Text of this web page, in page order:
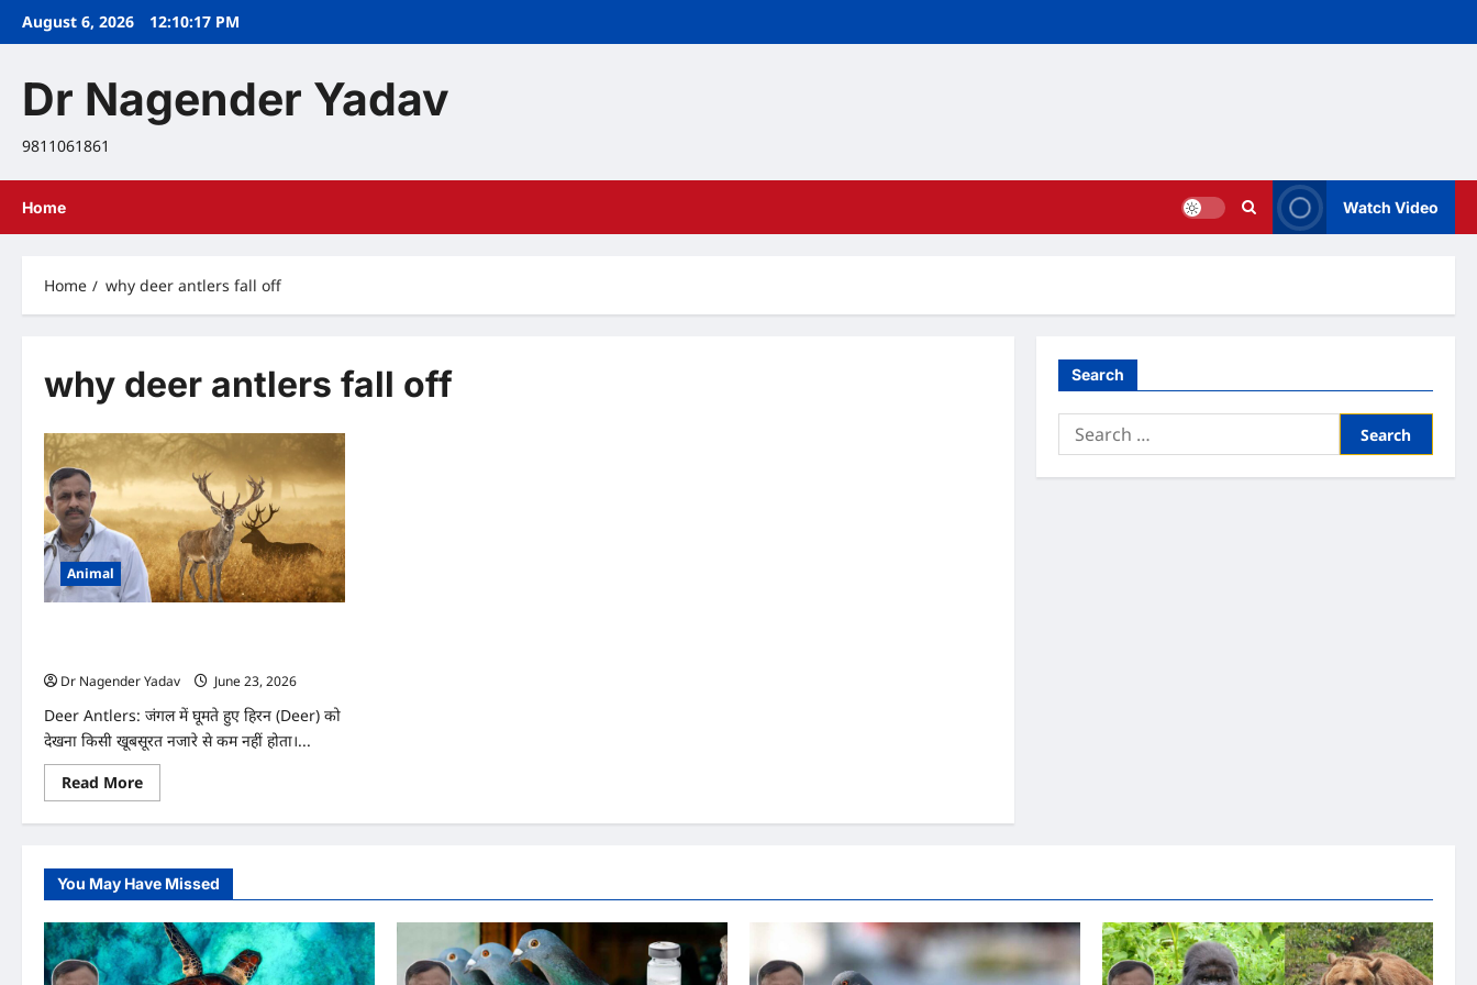
SkipAugust 6, 2026 12:10:17 PM
Dr Nagender Yadav
9811061861
Home Watch Video
Home why deer antlers fall off
why deer antlers fall off
Animal
Dr Nagender Yadav
June 23, 2026
Deer Antlers: जंगल में घूमते हुए हिरन (Deer) को
देखना किसी खूबसूरत नजारे से कम नहीं होता।...
Read MoreRead
more
Deer:
सींग
हर
साल
क्यों
झड़ते
हैं?
वजह
Search
Search
for:
You May Have Missed